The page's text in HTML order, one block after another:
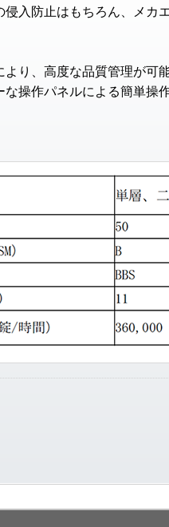
侵入防止はもちろん、メカ
より、高度な品質管理が可
な操作パネルによる簡単操